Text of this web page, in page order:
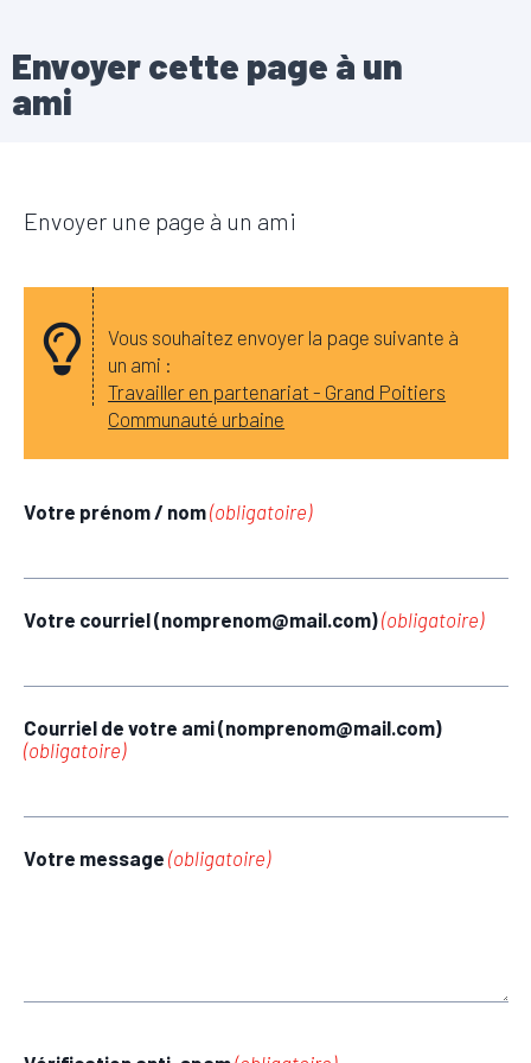
Envoyer cette page à un
ami
Envoyer une page à un ami
Vous souhaitez envoyer la page suivante à
un ami :
Travailler en partenariat - Grand Poitiers
Communauté urbaine
Votre prénom / nom(obligatoire)
Votre courriel (nomprenom@mail.com)(obligatoire)
Courriel de votre ami (nomprenom@mail.com)
(obligatoire)
Votre message (obligatoire)